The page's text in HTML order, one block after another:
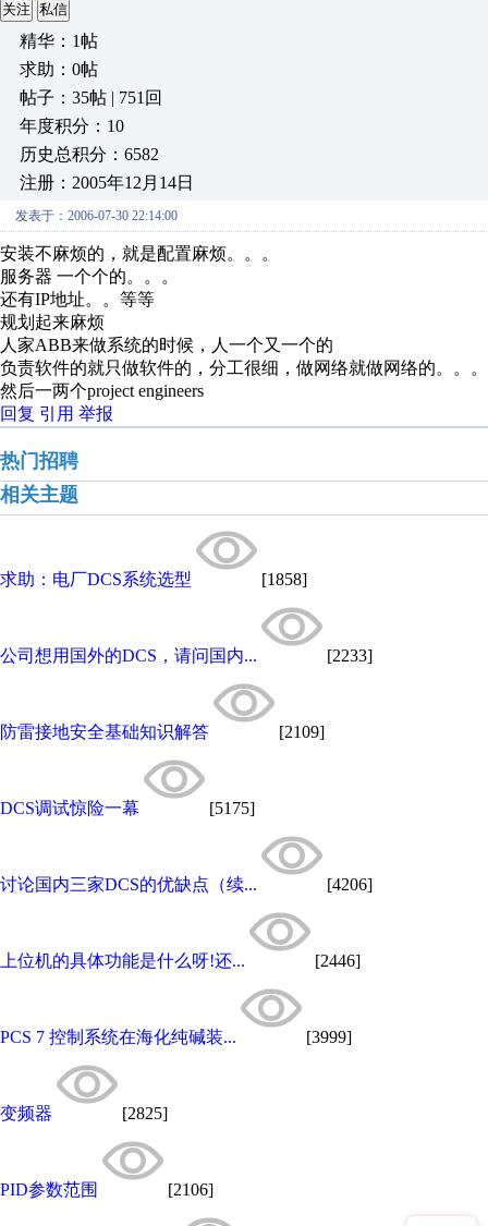
关注 私信
精华：1帖
求助：0帖
帖子：35帖 | 751回
年度积分：10
历史总积分：6582
注册：2005年12月14日
发表于：2006-07-30 22:14:00
安装不麻烦的，就是配置麻烦。。。
服务器 一个个的。。。
还有IP地址。。等等
规划起来麻烦
人家ABB来做系统的时候，人一个又一个的
负责软件的就只做软件的，分工很细，做网络就做网络的。。。
然后一两个project engineers
回复 引用 举报
热门招聘
相关主题
求助：电厂DCS系统选型 [1858]
公司想用国外的DCS，请问国内... [2233]
防雷接地安全基础知识解答 [2109]
DCS调试惊险一幕 [5175]
讨论国内三家DCS的优缺点（续... [4206]
上位机的具体功能是什么呀!还... [2446]
PCS 7 控制系统在海化纯碱装... [3999]
变频器 [2825]
PID参数范围 [2106]